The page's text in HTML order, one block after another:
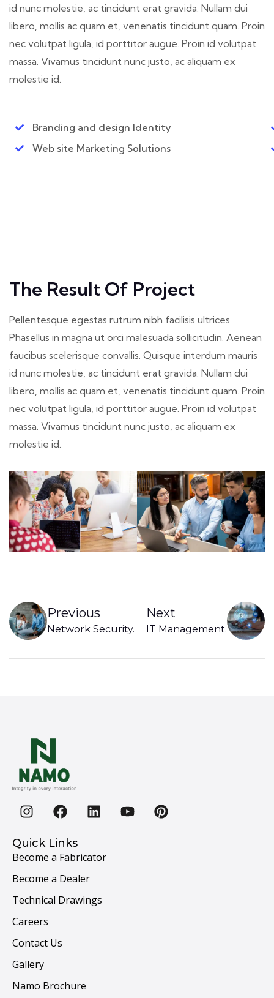
id nunc molestie, ac tincidunt erat gravida. Nullam dui
libero, mollis ac quam et, venenatis tincidunt quam. Proin
nec volutpat ligula, id porttitor augue. Proin id volutpat
massa. Vivamus tincidunt nunc justo, ac aliquam ex
molestie id.
Branding and design Identity
Web site Marketing Solutions
The Result Of Project
Pellentesque egestas rutrum nibh facilisis ultrices.
Phasellus in magna ut orci malesuada sollicitudin. Aenean
faucibus scelerisque convallis. Quisque interdum mauris
id nunc molestie, ac tincidunt erat gravida. Nullam dui
libero, mollis ac quam et, venenatis tincidunt quam. Proin
nec volutpat ligula, id porttitor augue. Proin id volutpat
massa. Vivamus tincidunt nunc justo, ac aliquam ex
molestie id.
Previous
Network Security.
Next
IT Management.
Quick Links
Become a Fabricator
Become a Dealer
Technical Drawings
Careers
Contact Us
Gallery
Namo Brochure